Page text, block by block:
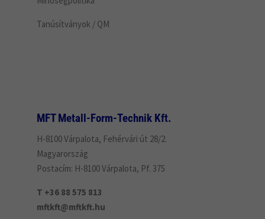
Tanúsítványok / QM
MFT Metall-Form-Technik Kft.
H-8100 Várpalota, Fehérvári út 28/2.
Magyarország
Postacím: H-8100 Várpalota, Pf. 375
T +36 88 575 813
mftkft@mftkft.hu